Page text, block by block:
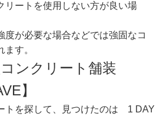
リートを使用しない方が良い場
度が必要な場合などでは強固なコ
す。
ンクリート舗装
】
トを探して、見つけたのは 1 DAY